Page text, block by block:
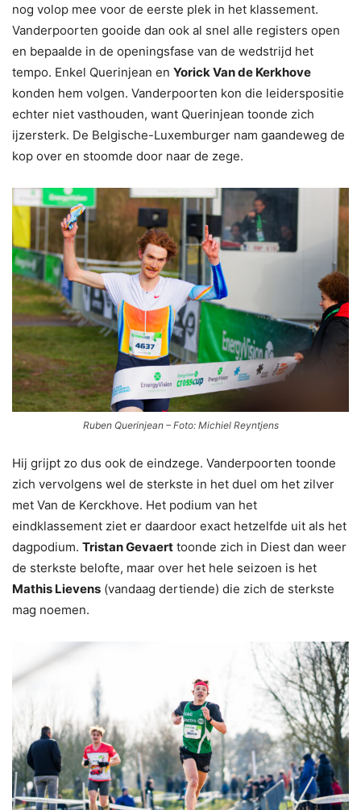
nog volop mee voor de eerste plek in het klassement.
Vanderpoorten gooide dan ook al snel alle registers open
en bepaalde in de openingsfase van de wedstrijd het
tempo. Enkel Querinjean en Yorick Van de Kerkhove
konden hem volgen. Vanderpoorten kon die leiderspositie
echter niet vasthouden, want Querinjean toonde zich
ijzersterk. De Belgische-Luxemburger nam gaandeweg de
kop over en stoomde door naar de zege.
Ruben Querinjean – Foto: Michiel Reyntjens
Hij grijpt zo dus ook de eindzege. Vanderpoorten toonde
zich vervolgens wel de sterkste in het duel om het zilver
met Van de Kerckhove. Het podium van het
eindklassement ziet er daardoor exact hetzelfde uit als het
dagpodium. Tristan Gevaert toonde zich in Diest dan weer
de sterkste belofte, maar over het hele seizoen is het
Mathis Lievens (vandaag dertiende) die zich de sterkste
mag noemen.